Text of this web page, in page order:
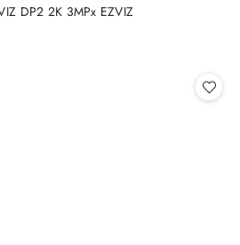
DP2 2K 3MPx EZVIZ